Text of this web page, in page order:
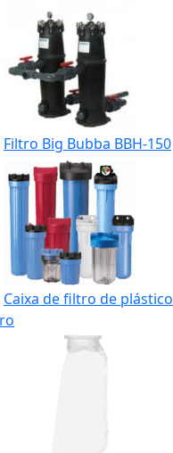
Filtro Big Bubba BBH-150
Caixa de filtro de plástico